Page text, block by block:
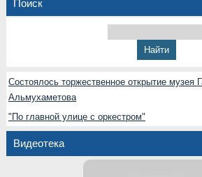
Поиск
Состоялось торжественное открытие музея
Альмухаметова
"По главной улице с оркестром"
Видеотека